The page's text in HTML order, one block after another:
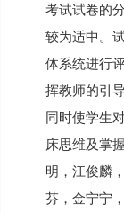
考试试卷的
较为适中。
体系统进行
挥教师的引
同时使学生
床思维及掌
明，江俊麟
芬，金宁宁